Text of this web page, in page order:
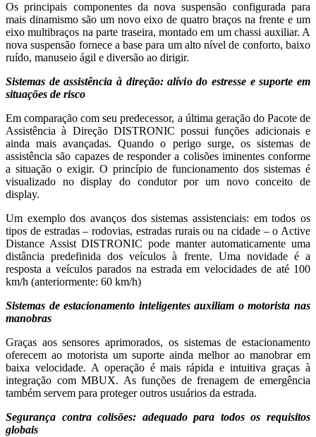
Os principais componentes da nova suspensão configurada para
mais dinamismo são um novo eixo de quatro braços na frente e um
eixo multibraços na parte traseira, montado em um chassi auxiliar. A
nova suspensão fornece a base para um alto nível de conforto, baixo
ruído, manuseio ágil e diversão ao dirigir.
Sistemas de assistência à direção: alívio do estresse e suporte em
situações de risco
Em comparação com seu predecessor, a última geração do Pacote de
Assistência à Direção DISTRONIC possui funções adicionais e
ainda mais avançadas. Quando o perigo surge, os sistemas de
assistência são capazes de responder a colisões iminentes conforme
a situação o exigir. O princípio de funcionamento dos sistemas é
visualizado no display do condutor por um novo conceito de
display.
Um exemplo dos avanços dos sistemas assistenciais: em todos os
tipos de estradas – rodovias, estradas rurais ou na cidade – o Active
Distance Assist DISTRONIC pode manter automaticamente uma
distância predefinida dos veículos à frente. Uma novidade é a
resposta a veículos parados na estrada em velocidades de até 100
km/h (anteriormente: 60 km/h)
Sistemas de estacionamento inteligentes auxiliam o motorista nas
manobras
Graças aos sensores aprimorados, os sistemas de estacionamento
oferecem ao motorista um suporte ainda melhor ao manobrar em
baixa velocidade. A operação é mais rápida e intuitiva graças à
integração com MBUX. As funções de frenagem de emergência
também servem para proteger outros usuários da estrada.
Segurança contra colisões: adequado para todos os requisitos
globais